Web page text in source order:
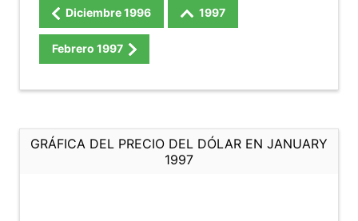
Diciembre1996 1997
Febrero 1997
GRÁFICA DEL PRECIO DEL DÓLAR EN JANUARY
1997